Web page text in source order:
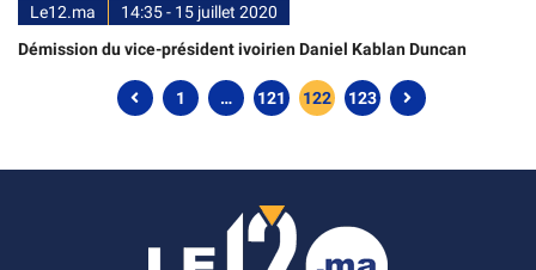
Le12.ma
14:35 - 15 juillet 2020
Démission du vice-président ivoirien Daniel Kablan Duncan
1 … 121 122 123